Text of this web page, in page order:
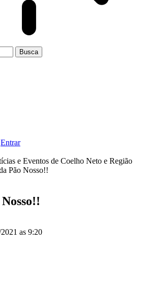
Entrar
e Eventos de Coelho Neto e Região
Pão Nosso!!
as 9:20